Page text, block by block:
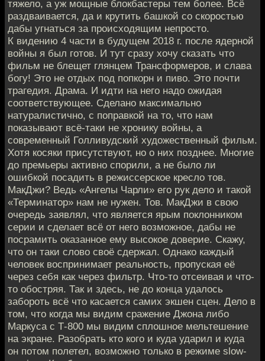
тяжело, а уж мощные блокбастеры тем более. Всё
раздваивается, да и крутить башкой со скоростью
дабы угнаться за происходящим непросто.
К видению 4 части в будущем 2018 г. после ядерной
войны я был готов. И тут сразу хочу сказать что
фильм не блещет глянцем Трансформеров, и слава
богу! Это не отдых под попкорн и пиво. Это почти
трагедия. Драма. И идти на него надо ожидая
соответствующее. Сделано максимально
натуралистично, с поправкой на то, что нам
показывают всё-таки не хронику войны, а
современный Голливудский художественный фильм.
Хотя косяки присутствуют, но о них позднее. Многие
до премьеры активно спорили, а не было ли
ошибкой посадить в режиссерское кресло тов.
МакДжи? Ведь «Ангелы Чарли» его рук дело и такой
«Терминатор» нам не нужен. Тов. МакДжи в свою
очередь заявлял, что является ярым поклонником
серии и сделает всё от него возможное, дабы не
посрамить оказанное ему высокое доверие. Скажу,
что он таки слово своё сдержал. Однако каждый
человек воспринимает реальность, пропуская её
через себя как через фильтр. Что-то отсеивая и что-
то обостряя. Так и здесь, не до конца удалось
забороть всё что касается самих экшен сцен. Дело в
том, что когда мы видим сражение Джона либо
Маркуса с Т-800 мы видим сплошное мельтешение
на экране. Разобрать кто кого и куда ударил и куда
он потом полетел, возможно только в режиме slow-